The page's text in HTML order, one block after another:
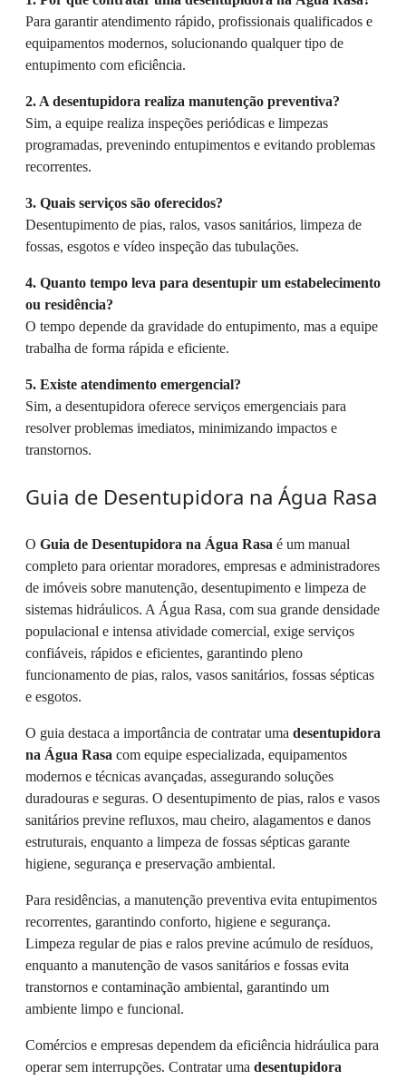
Para garantir atendimento rápido, profissionais qualificados e
equipamentos modernos, solucionando qualquer tipo de
entupimento com eficiência.
2. A desentupidora realiza manutenção preventiva?
Sim, a equipe realiza inspeções periódicas e limpezas
programadas, prevenindo entupimentos e evitando problemas
recorrentes.
3. Quais serviços são oferecidos?
Desentupimento de pias, ralos, vasos sanitários, limpeza de
fossas, esgotos e vídeo inspeção das tubulações.
4. Quanto tempo leva para desentupir um estabelecimento
ou residência?
O tempo depende da gravidade do entupimento, mas a equipe
trabalha de forma rápida e eficiente.
5. Existe atendimento emergencial?
Sim, a desentupidora oferece serviços emergenciais para
resolver problemas imediatos, minimizando impactos e
transtornos.
Guia de Desentupidora na Água Rasa
O Guia de Desentupidora na Água Rasa é um manual
completo para orientar moradores, empresas e administradores
de imóveis sobre manutenção, desentupimento e limpeza de
sistemas hidráulicos. A Água Rasa, com sua grande densidade
populacional e intensa atividade comercial, exige serviços
confiáveis, rápidos e eficientes, garantindo pleno
funcionamento de pias, ralos, vasos sanitários, fossas sépticas
e esgotos.
O guia destaca a importância de contratar uma desentupidora
na Água Rasa com equipe especializada, equipamentos
modernos e técnicas avançadas, assegurando soluções
duradouras e seguras. O desentupimento de pias, ralos e vasos
sanitários previne refluxos, mau cheiro, alagamentos e danos
estruturais, enquanto a limpeza de fossas sépticas garante
higiene, segurança e preservação ambiental.
Para residências, a manutenção preventiva evita entupimentos
recorrentes, garantindo conforto, higiene e segurança.
Limpeza regular de pias e ralos previne acúmulo de resíduos,
enquanto a manutenção de vasos sanitários e fossas evita
transtornos e contaminação ambiental, garantindo um
ambiente limpo e funcional.
Comércios e empresas dependem da eficiência hidráulica para
operar sem interrupções. Contratar uma desentupidora